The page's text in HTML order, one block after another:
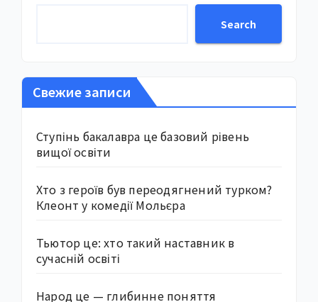
Search
Свежие записи
Ступінь бакалавра це базовий рівень
вищої освіти
Хто з героїв був переодягнений турком?
Клеонт у комедії Мольєра
Тьютор це: хто такий наставник в
сучасній освіті
Народ це — глибинне поняття